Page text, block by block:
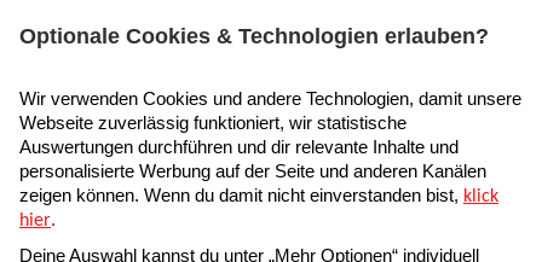
Spültisch-Armatur
»Flexo«
7000«